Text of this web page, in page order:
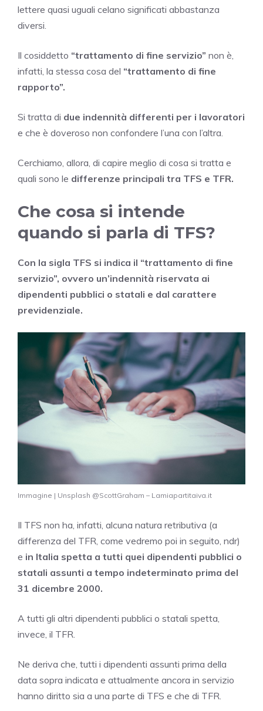
lettere quasi uguali celano significati abbastanza
diversi.
Il cosiddetto “trattamento di fine servizio” non è,
infatti, la stessa cosa del “trattamento di fine
rapporto”.
Si tratta di due indennità differenti per i lavoratori
e che è doveroso non confondere l’una con l’altra.
Cerchiamo, allora, di capire meglio di cosa si tratta e
quali sono le differenze principali tra TFS e TFR.
Che cosa si intende
quando si parla di TFS?
Con la sigla TFS si indica il “trattamento di fine
servizio”, ovvero un’indennità riservata ai
dipendenti pubblici o statali e dal carattere
previdenziale.
Immagine | Unsplash @ScottGraham – Lamiapartitaiva.it
Il TFS non ha, infatti, alcuna natura retributiva (a
differenza del TFR, come vedremo poi in seguito, ndr)
e in Italia spetta a tutti quei dipendenti pubblici o
statali assunti a tempo indeterminato prima del
31 dicembre 2000.
A tutti gli altri dipendenti pubblici o statali spetta,
invece, il TFR.
Ne deriva che, tutti i dipendenti assunti prima della
data sopra indicata e attualmente ancora in servizio
hanno diritto sia a una parte di TFS e che di TFR.